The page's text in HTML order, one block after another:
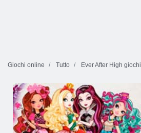
Giochi online Tutto Ever After High giochi